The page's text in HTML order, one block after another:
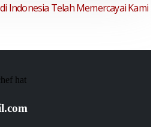
Indonesia Telah Memercayai Kami
hat